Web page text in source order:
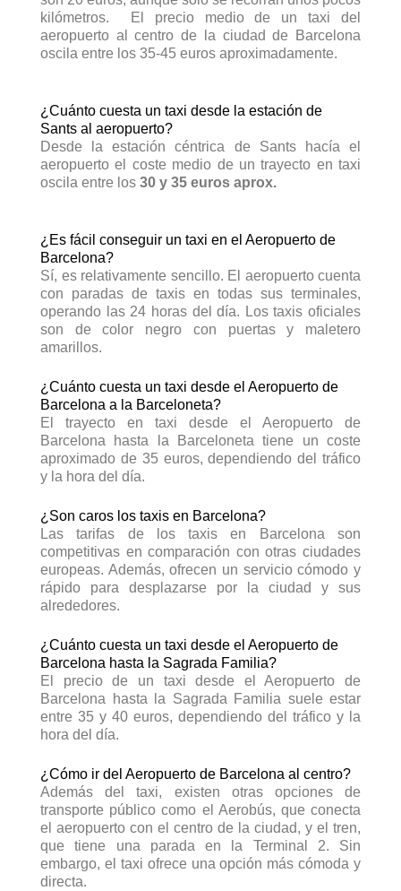
⚪ Tiempo Aprox: 30-45 min
🔵 Vila de Gràcia
🔵 Montjuïc (MNAC)
🟢 Precio Aprox: €30-40
⚪ Tiempo Aprox: 25-40 min
🔵 Barrio Gótico (Catedral)
🟢 Precio Aprox:
⚪ Tiempo Aprox: 25-45 min
🔵 L'Hospitalet de Llobregat
(Centro)
⚪ Tiempo Aprox: 15-25 min
🔵 Cornellà de Llobregat (Centro)
🟢 Precio Aprox: €20-30
⚪ Tiempo Aprox:
🔵 Badalona (Centro)
🟢 Precio Aprox: €40-55
⚪ Tiempo Aprox: 30-50 min
🟢 Precio Aprox: €45-60
⚪ Tiempo Aprox: 35-55 min
🔵 Terrassa
🟢 Precio Aprox:
🔵 Sabadell
🟢 Precio Aprox: €55-70
⚪ Tiempo Aprox: 40-60 min
kilómetros. El precio medio de un taxi del
aeropuerto al centro de la ciudad de Barcelona
oscila entre los 35-45 euros aproximadamente.
¿Cuánto cuesta un taxi desde la estación de
Sants al aeropuerto?
Desde la estación céntrica de Sants hacía el
aeropuerto el coste medio de un trayecto en taxi
oscila entre los 30 y 35 euros aprox.
¿Es fácil conseguir un taxi en el Aeropuerto de
Barcelona?
Sí, es relativamente sencillo. El aeropuerto cuenta
con paradas de taxis en todas sus terminales,
operando las 24 horas del día. Los taxis oficiales
son de color negro con puertas y maletero
amarillos.
¿Cuánto cuesta un taxi desde el Aeropuerto de
Barcelona a la Barceloneta?
El trayecto en taxi desde el Aeropuerto de
Barcelona hasta la Barceloneta tiene un coste
aproximado de 35 euros, dependiendo del tráfico
y la hora del día.
¿Son caros los taxis en Barcelona?
Las tarifas de los taxis en Barcelona son
competitivas en comparación con otras ciudades
europeas. Además, ofrecen un servicio cómodo y
rápido para desplazarse por la ciudad y sus
alrededores.
¿Cuánto cuesta un taxi desde el Aeropuerto de
Barcelona hasta la Sagrada Familia?
El precio de un taxi desde el Aeropuerto de
Barcelona hasta la Sagrada Familia suele estar
entre 35 y 40 euros, dependiendo del tráfico y la
hora del día.
¿Cómo ir del Aeropuerto de Barcelona al centro?
Además del taxi, existen otras opciones de
transporte público como el Aerobús, que conecta
el aeropuerto con el centro de la ciudad, y el tren,
que tiene una parada en la Terminal 2. Sin
embargo, el taxi ofrece una opción más cómoda y
directa.